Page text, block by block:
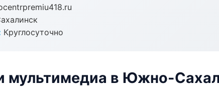
Круглосуточно
мультимедиа в Южно-